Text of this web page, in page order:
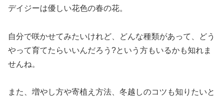
デイジーは優しい花色の春の花。
自分で咲かせてみたいけれど、どんな種類があって、どう
やって育てたらいいんだろう?という方もいるかも知れま
せんね。
また、増やし方や寄植え方法、冬越しのコツも知りたいと